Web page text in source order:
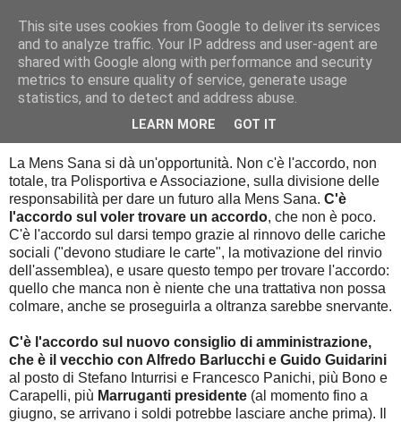
Palla al cerchio
martedì 8 marzo 2016
8 marzo 2016
La Mens Sana si dà un'opportunità. Non c'è l'accordo, non
totale, tra Polisportiva e Associazione, sulla divisione delle
responsabilità per dare un futuro alla Mens Sana. C'è
l'accordo sul voler trovare un accordo, che non è poco.
C'è l'accordo sul darsi tempo grazie al rinnovo delle cariche
sociali ("devono studiare le carte", la motivazione del rinvio
dell'assemblea), e usare questo tempo per trovare l'accordo:
quello che manca non è niente che una trattativa non possa
colmare, anche se proseguirla a oltranza sarebbe snervante.
C'è l'accordo sul nuovo consiglio di amministrazione,
che è il vecchio con Alfredo Barlucchi e Guido Guidarini
al posto di Stefano Inturrisi e Francesco Panichi, più Bono e
Carapelli, più Marruganti presidente (al momento fino a
giugno, se arrivano i soldi potrebbe lasciare anche prima). Il
This site uses cookies from Google to deliver its services
and to analyze traffic. Your IP address and user-agent are
shared with Google along with performance and security
metrics to ensure quality of service, generate usage
statistics, and to detect and address abuse.
LEARN MORE GOT IT